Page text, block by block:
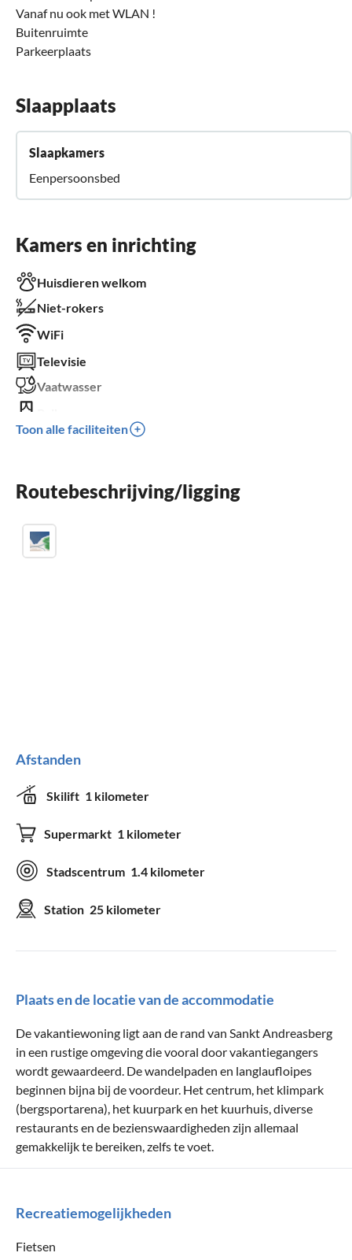
Vanaf nu ook met WLAN !
Buitenruimte
Parkeerplaats
Slaapplaats
Slaapkamers
Eenpersoonsbed
Kamers en inrichting
Huisdieren welkom
Niet-rokers
WiFi
Televisie
Vaatwasser
Parkeren
Toon alle faciliteiten
Routebeschrijving/ligging
Afstanden
Skilift 1 kilometer
Supermarkt 1 kilometer
Stadscentrum 1.4 kilometer
Station 25 kilometer
Plaats en de locatie van de accommodatie
De vakantiewoning ligt aan de rand van Sankt Andreasberg
in een rustige omgeving die vooral door vakantiegangers
wordt gewaardeerd. De wandelpaden en langlaufloipes
beginnen bijna bij de voordeur. Het centrum, het klimpark
(bergsportarena), het kuurpark en het kuurhuis, diverse
restaurants en de bezienswaardigheden zijn allemaal
gemakkelijk te bereiken, zelfs te voet.
Recreatiemogelijkheden
Fietsen